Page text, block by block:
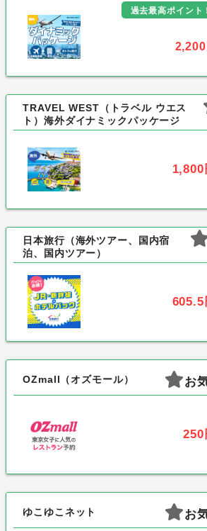
過去最高ポイント！
2,200
TRAVEL WEST（トラベル ウエス
ト）海外ダイナミックパッケージ
1,800
日本旅行（海外ツアー、国内宿
泊、国内ツアー）
605.5
OZmall（オズモール） お
250
ゆこゆこネット お